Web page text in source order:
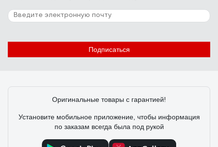
7 отзывов
расписано, какие ошибки в ходе эксплуатации и как
Подписаться
Оригинальные товары с гарантией!
Установите мобильное приложение, чтобы информация
по заказам всегда была под рукой